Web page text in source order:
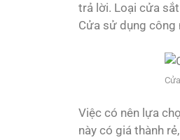
trả lời. Loại cửa
Cửa sử dụng công
Việc có nên lựa
này có giá thành